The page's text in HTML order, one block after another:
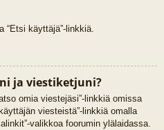
“Etsi käyttäjä”-linkkiä.
ja viestiketjuni?
omia viestejäsi”-linkkiä omissa
viesteistä”-linkkiä omalla
valikkoa foorumin ylälaidassa.